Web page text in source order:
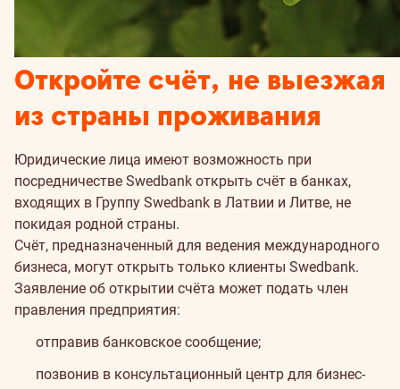
Откройте счёт, не выезжая
из страны проживания
Юридические лица имеют возможность при
посредничестве Swedbank открыть счёт в банках,
входящих в Группу Swedbank в Латвии и Литве, не
покидая родной страны.
Счёт, предназначенный для ведения международного
бизнеса, могут открыть только клиенты Swedbank.
Заявление об открытии счёта может подать член
правления предприятия:
отправив банковское сообщение;
позвонив в консультационный центр для бизнес-